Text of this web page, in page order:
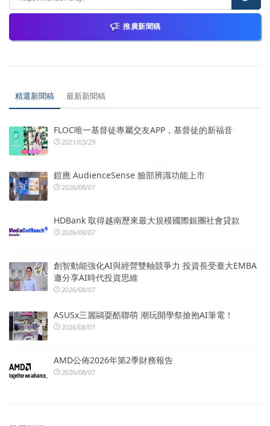
推廣新聞稿
精選新聞稿 最新新聞稿
FLOC唯一基督徒專屬交友APP，基督徒的新福音
2021/03/29
鎧應 AudienceSense 臉部辨識功能上市
2026/08/07
HDBank 取得越南歷來最大規模國際銀團社會貸款
2026/08/07
創智動能強化AI與經營雙軸競爭力 投資長受臺大EMBA
邀分享AI時代投資思維
2026/08/07
ASUSx三麗鷗耍酷聯萌 潮玩開學祭搶抱AI筆電！
2026/08/07
AMD公佈2026年第2季財務報告
2026/08/07